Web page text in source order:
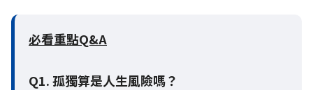
必看重點Q&A
Q1. 孤獨算是人生風險嗎？